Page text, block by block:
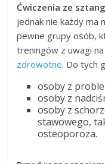
Ćwiczenia ze
jednak nie każdy ma
pewne grupy osób,
treningów z uwagi
zdrowotne. Do tych
osoby z
osoby z
osoby z
stawowego,
osteoporoza.